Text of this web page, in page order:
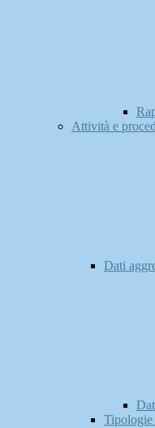
Attività e
Dati
Tipologie